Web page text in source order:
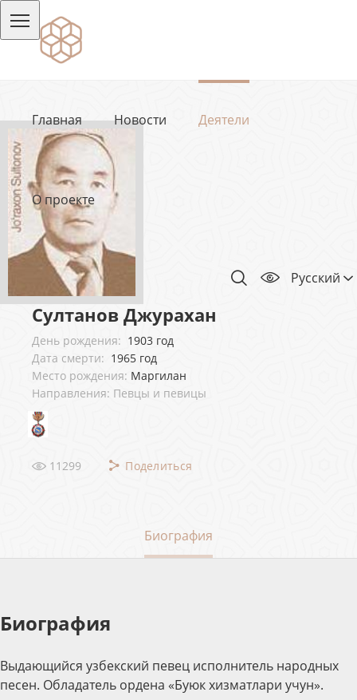
Главная Новости Деятели
О проекте
Русский
Султанов Джурахан
День рождения: 1903 год
Дата смерти: 1965 год
Место рождения: Маргилан
Направления: Певцы и певицы
11299 Поделиться
Биография
Биография
Выдающийся узбекский певец исполнитель народных
песен. Обладатель ордена «Буюк хизматлари учун».